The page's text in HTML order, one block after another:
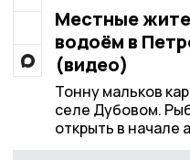
Местные
водоём в
(видео)
Тонну мальков
селе Дубовом.
открыть в начале